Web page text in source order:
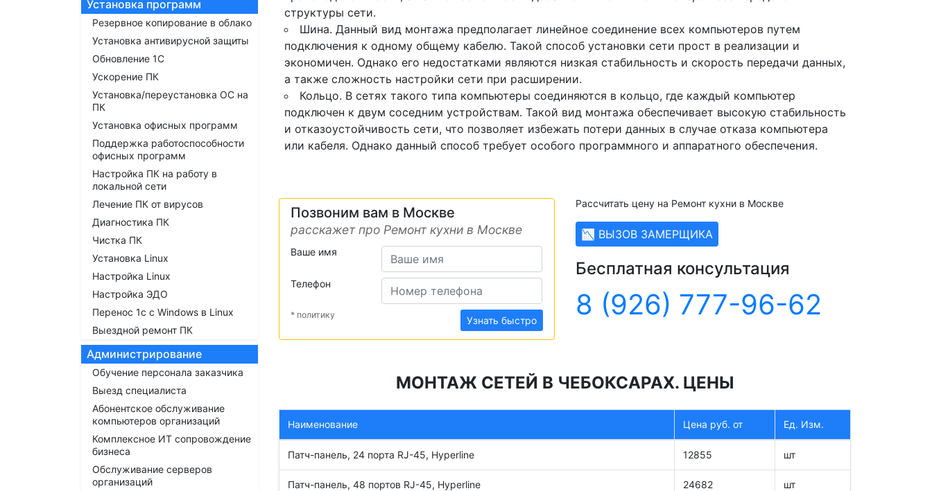
Установка программ
Резервное копирование в облако
Установка антивирусной защиты
Обновление 1С
Ускорение ПК
Установка/переустановка ОС на
ПК
Установка офисных программ
Поддержка работоспособности
офисных программ
Настройка ПК на работу в
локальной сети
Лечение ПК от вирусов
Диагностика ПК
Чистка ПК
Установка Linux
Настройка Linux
Настройка ЭДО
Перенос 1с с Windows в Linux
Выездной ремонт ПК
Администрирование
Обучение персонала заказчика
Выезд специалиста
Абонентское обслуживание
компьютеров организаций
Комплексное ИТ сопровождение
бизнеса
Обслуживание серверов
организаций
структуры сети.
Шина. Данный вид монтажа предполагает линейное соединение всех компьютеров путем
подключения к одному общему кабелю. Такой способ установки сети прост в реализации и
экономичен. Однако его недостатками являются низкая стабильность и скорость передачи данных,
а также сложность настройки сети при расширении.
Кольцо. В сетях такого типа компьютеры соединяются в кольцо, где каждый компьютер
подключен к двум соседним устройствам. Такой вид монтажа обеспечивает высокую стабильность
и отказоустойчивость сети, что позволяет избежать потери данных в случае отказа компьютера
или кабеля. Однако данный способ требует особого программного и аппаратного обеспечения.
Позвоним вам в Москве
расскажет про Ремонт кухни в Москве
Ваше имя
Телефон
* политику Узнать быстро
Рассчитать цену на Ремонт кухни в Москве
📉 ВЫЗОВ ЗАМЕРЩИКА
Бесплатная консультация
8 (926) 777-96-62
МОНТАЖ СЕТЕЙ В ЧЕБОКСАРАХ. ЦЕНЫ
Наименование Цена руб. от Ед. Изм.
Патч-панель, 24 порта RJ-45, Hyperline 12855 шт
Патч-панель, 48 портов RJ-45, Hyperline 24682 шт